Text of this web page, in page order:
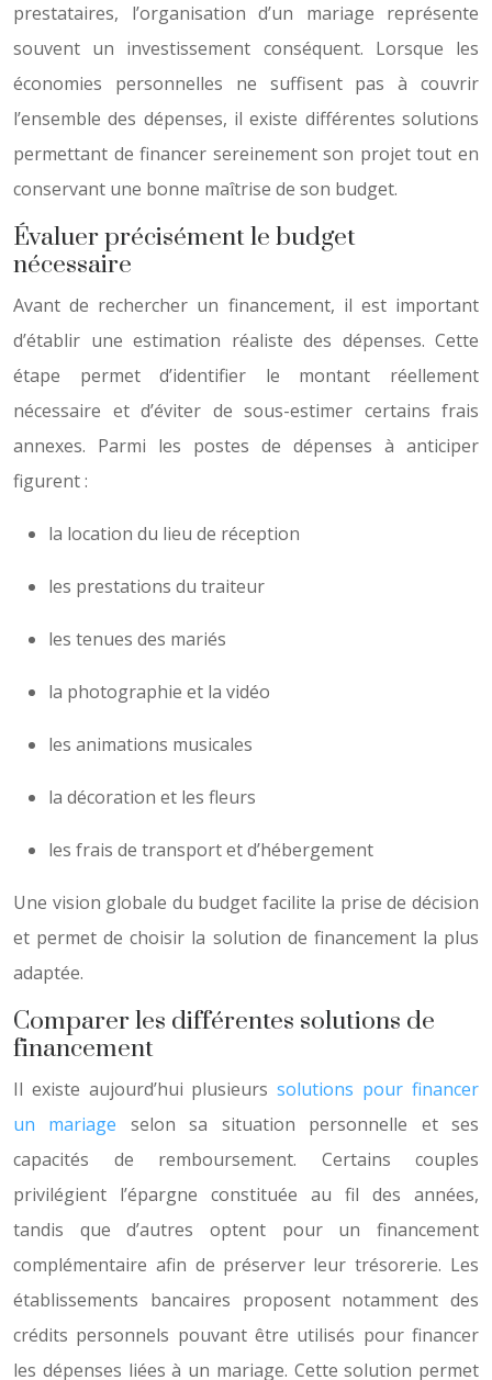
prestataires, l’organisation d’un mariage représente
souvent un investissement conséquent. Lorsque les
économies personnelles ne suffisent pas à couvrir
l’ensemble des dépenses, il existe différentes solutions
permettant de financer sereinement son projet tout en
conservant une bonne maîtrise de son budget.
Évaluer précisément le budget
nécessaire
Avant de rechercher un financement, il est important
d’établir une estimation réaliste des dépenses. Cette
étape permet d’identifier le montant réellement
nécessaire et d’éviter de sous-estimer certains frais
annexes. Parmi les postes de dépenses à anticiper
figurent :
la location du lieu de réception
les prestations du traiteur
les tenues des mariés
la photographie et la vidéo
les animations musicales
la décoration et les fleurs
les frais de transport et d’hébergement
Une vision globale du budget facilite la prise de décision
et permet de choisir la solution de financement la plus
adaptée.
Comparer les différentes solutions de
financement
Il existe aujourd’hui plusieurssolutions pour financer
un mariage selon sa situation personnelle et ses
capacités de remboursement. Certains couples
privilégient l’épargne constituée au fil des années,
tandis que d’autres optent pour un financement
complémentaire afin de préserver leur trésorerie. Les
établissements bancaires proposent notamment des
crédits personnels pouvant être utilisés pour financer
les dépenses liées à un mariage. Cette solution permet